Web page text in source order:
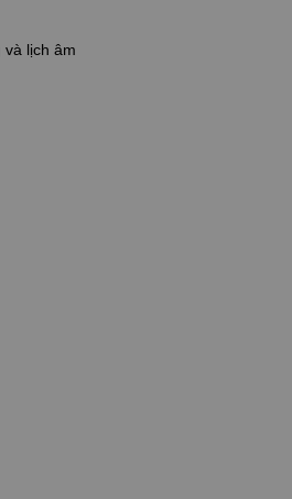
và lịch âm